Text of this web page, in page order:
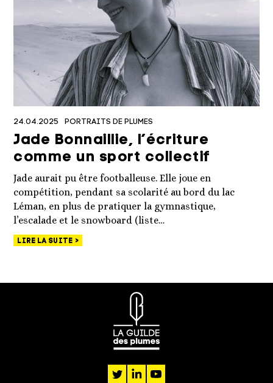
24.04.2025 PORTRAITS DE PLUMES
Jade Bonnaillie, l’écriture
comme un sport collectif
Jade aurait pu être footballeuse. Elle joue en
compétition, pendant sa scolarité au bord du lac
Léman, en plus de pratiquer la gymnastique,
l’escalade et le snowboard (liste…
LIRE LA SUITE
twitterlinkedin